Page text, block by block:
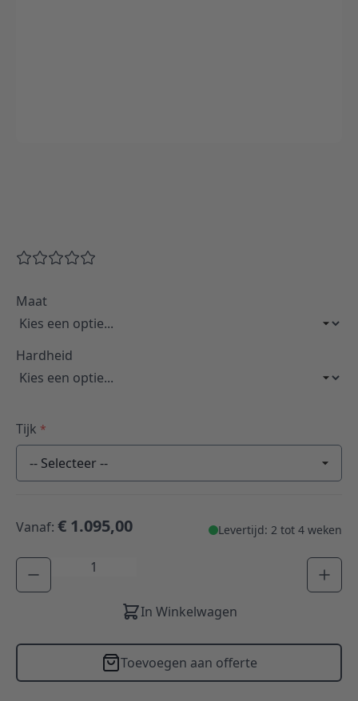
Maat
Hardheid
Tijk *
-- Selecteer --
Vanaf: € 1.095,00 Levertijd: 2 tot 4 weken
Aantal
In Winkelwagen
Toevoegen aan offerte